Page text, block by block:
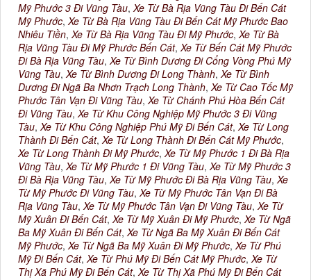
Mỹ Phước 3 Đi Vũng Tàu,Xe Từ Bà Rịa Vũng Tàu Đi Bến Cát
Mỹ Phước,Xe Từ Bà Rịa Vũng Tàu Đi Bến Cát Mỹ Phước Bao
Nhiêu Tiền,Xe Từ Bà Rịa Vũng Tàu Đi Mỹ Phước,Xe Từ Bà
Rịa Vũng Tàu Đi Mỹ Phước Bến Cát,Xe Từ Bến Cát Mỹ Phước
Đi Bà Rịa Vũng Tàu,Xe Từ Bình Dương Đi Cổng Vòng Phú Mỹ
Vũng Tàu,Xe Từ Bình Dương Đi Long Thành,Xe Từ Bình
Dương Đi Ngã Ba Nhơn Trạch Long Thành,Xe Từ Cao Tốc Mỹ
Phước Tân Vạn Đi Vũng Tàu,Xe Từ Chánh Phú Hòa Bến Cát
Đi Vũng Tàu,Xe Từ Khu Công Nghiệp Mỹ Phước 3 Đi Vũng
Tàu,Xe Từ Khu Công Nghiệp Phú Mỹ Đi Bến Cát,Xe Từ Long
Thành Đi Bến Cát,Xe Từ Long Thành Đi Bến Cát Mỹ Phước,
Xe Từ Long Thành Đi Mỹ Phước,Xe Từ Mỹ Phước 1 Đi Bà Rịa
Vũng Tàu,Xe Từ Mỹ Phước 1 Đi Vũng Tàu,Xe Từ Mỹ Phước 3
Đi Bà Rịa Vũng Tàu,Xe Từ Mỹ Phước Đi Bà Rịa Vũng Tàu,Xe
Từ Mỹ Phước Đi Vũng Tàu,Xe Từ Mỹ Phước Tân Vạn Đi Bà
Rịa Vũng Tàu,Xe Từ Mỹ Phước Tân Vạn Đi Vũng Tàu,Xe Từ
Mỹ Xuân Đi Bến Cát,Xe Từ Mỹ Xuân Đi Mỹ Phước,Xe Từ Ngã
Ba Mỹ Xuân Đi Bến Cát,Xe Từ Ngã Ba Mỹ Xuân Đi Bến Cát
Mỹ Phước,Xe Từ Ngã Ba Mỹ Xuân Đi Mỹ Phước,Xe Từ Phú
Mỹ Đi Bến Cát,Xe Từ Phú Mỹ Đi Bến Cát Mỹ Phước,Xe Từ
Thị Xã Phú Mỹ Đi Bến Cát,Xe Từ Thị Xã Phú Mỹ Đi Bến Cát